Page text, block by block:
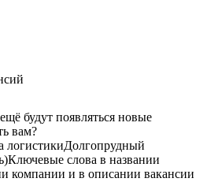
будут появляться новые
вам?
логистикиДолгопрудный
Ключевые слова в названии
компании и в описании вакансии